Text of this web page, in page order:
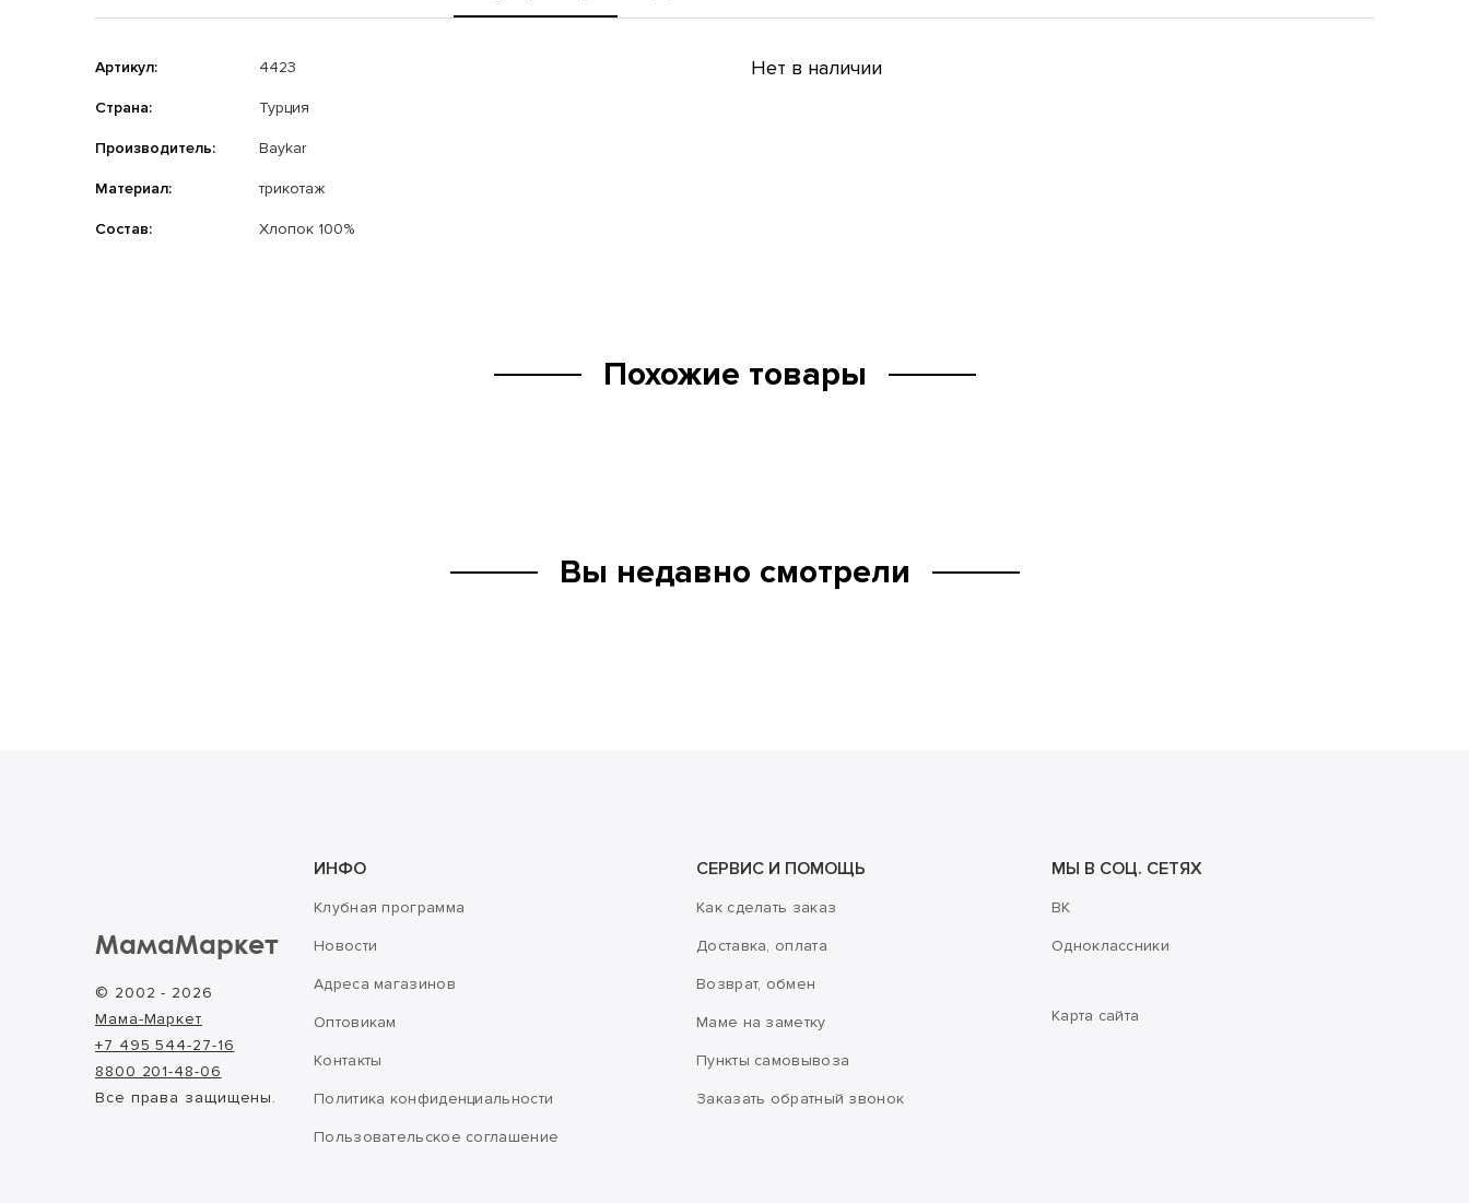
Артикул: 4423
Страна: Турция
Производитель: Baykar
Материал: трикотаж
Состав: Хлопок 100%
Нет в наличии
Похожие товары
Вы недавно смотрели
МамаМаркет
© 2002 - 2026
Мама-Маркет
+7 495 544-27-16
8800 201-48-06
Все права защищены.
ИНФО
Клубная программа
Новости
Адреса магазинов
Оптовикам
Контакты
Политика конфиденциальности
Пользовательское соглашение
СЕРВИС И ПОМОЩЬ
Как сделать заказ
Доставка, оплата
Возврат, обмен
Маме на заметку
Пункты самовывоза
Заказать обратный звонок
МЫ В СОЦ. СЕТЯХ
ВК
Одноклассники
Карта сайта